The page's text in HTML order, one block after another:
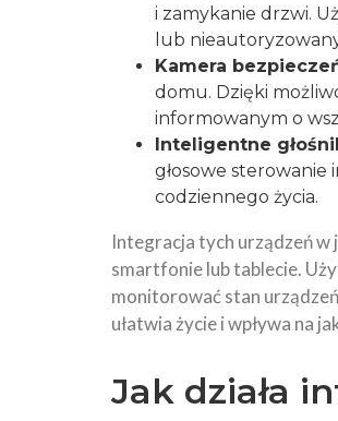
i zamykanie drzwi.
lub
Kamera
domu. Dzięki
informowanym o
Inteligentne
głosowe sterowanie
codziennego życia.
Integracja tych urządzeń w
smartfonie lub tablecie.
monitorować stan
ułatwia życie i wpływa na
Jak działa